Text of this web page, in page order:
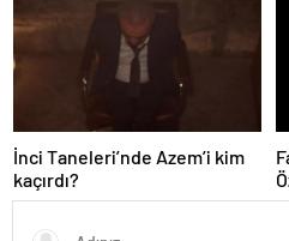
İnci Taneleri’nde Azem’i kim
kaçırdı?